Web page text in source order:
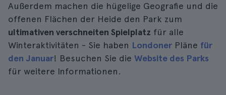
Außerdem machen die hügelige Geografie und die
offenen Flächen der Heide den Park zum
ultimativen verschneiten Spielplatz für alle
Winteraktivitäten - Sie haben Londoner Pläne für
den Januar! Besuchen Sie die Website des Parks
für weitere Informationen.